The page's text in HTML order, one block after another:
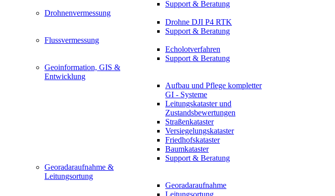
Support & Beratung
Drohnenvermessung
Drohne DJI P4 RTK
Support & Beratung
Flussvermessung
Echolotverfahren
Support & Beratung
Geoinformation, GIS &
Entwicklung
Aufbau und Pflege kompletter
GI - Systeme
Leitungskataster und
Zustandsbewertungen
Straßenkataster
Versiegelungskataster
Friedhofskataster
Baumkataster
Support & Beratung
Georadaraufnahme &
Leitungsortung
Georadaraufnahme
Leitungsortung